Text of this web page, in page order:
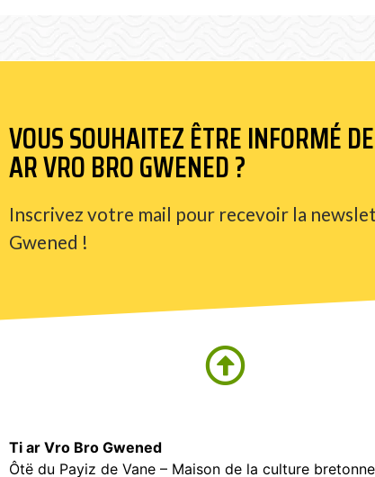
VOUS SOUHAITEZ ÊTRE INFORMÉ
AR VRO BRO GWENED ?
Inscrivez votre mail pour recevoir la
Gwened !
Ti ar Vro Bro Gwened
Ôtë du Payiz de Vane – Maison de la culture